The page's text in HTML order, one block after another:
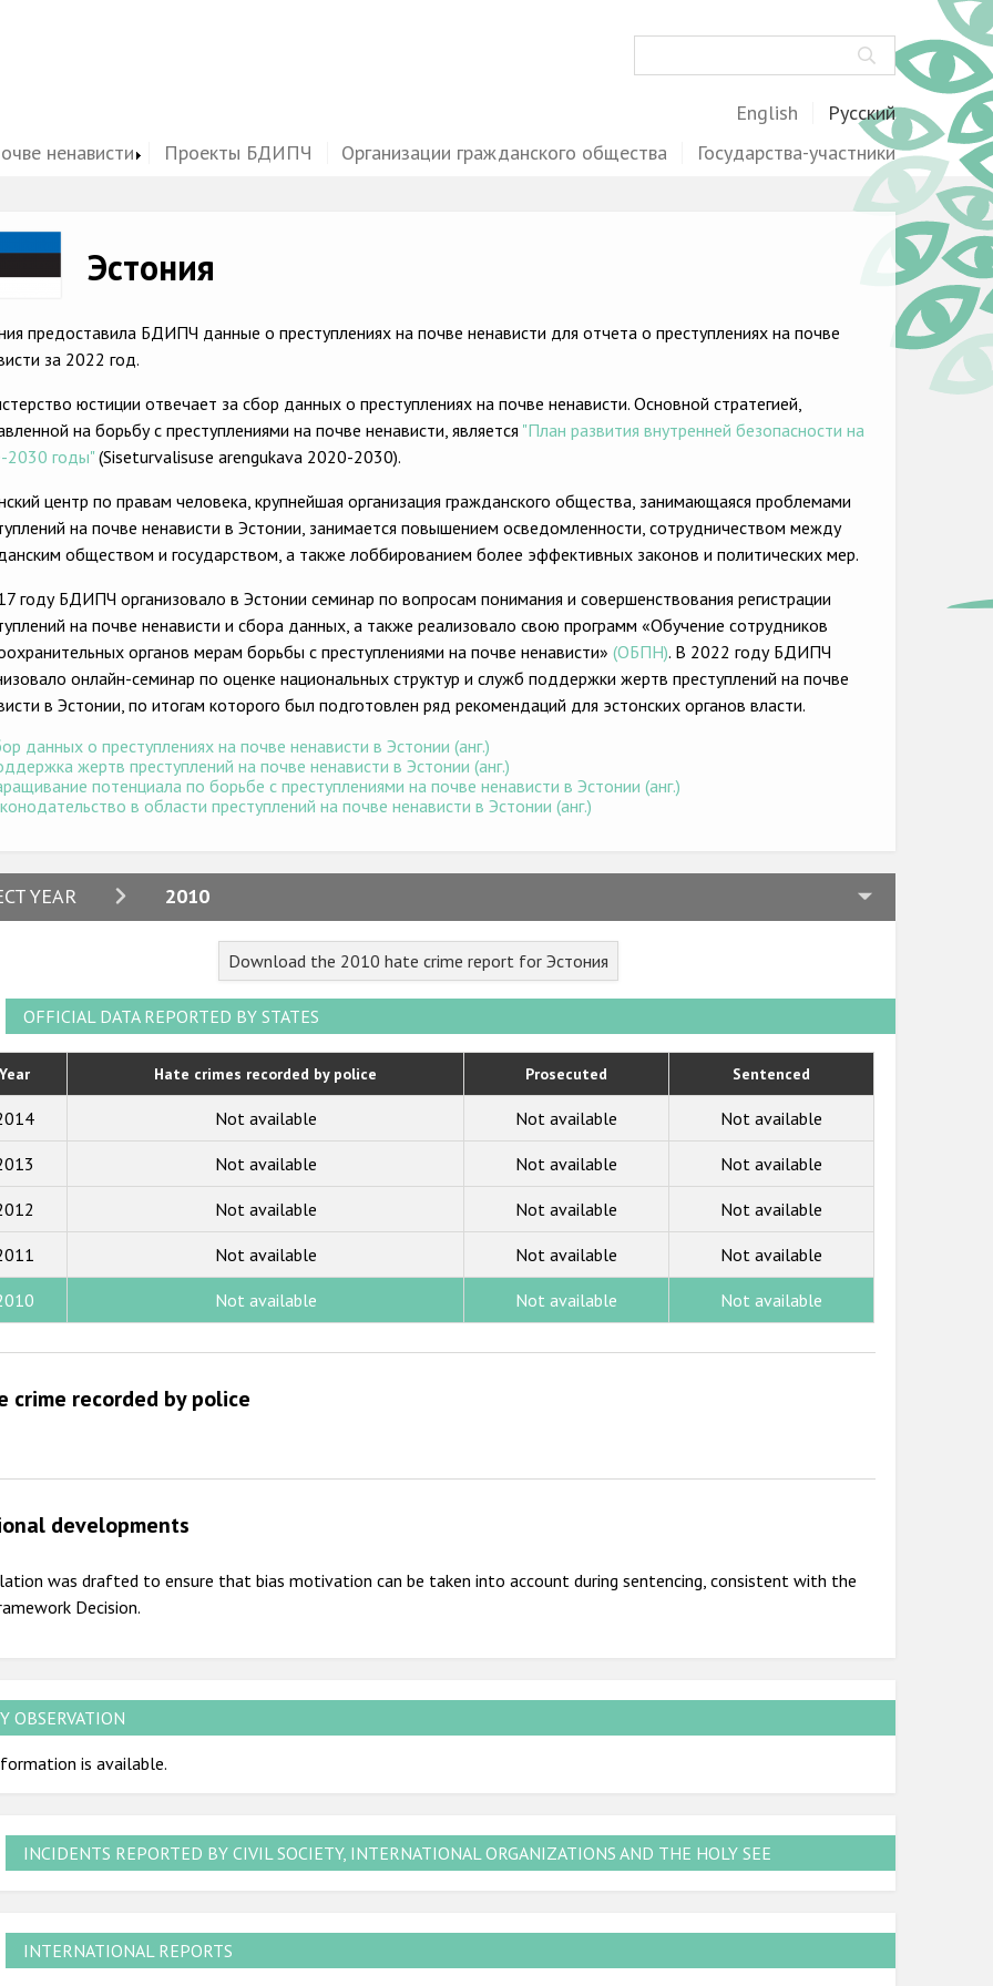
English
Русский
ненависти
Проекты БДИПЧ Организации гражданского общества Государства-участники
Эстония
предоставила БДИПЧ данные о преступлениях на почве ненависти для отчета о преступлениях на почве
за 2022 год.
юстиции отвечает за сбор данных о преступлениях на почве ненависти. Основной стратегией,
на борьбу с преступлениями на почве ненависти, является "План развития внутренней безопасности на
2030 годы"(Siseturvalisuse arengukava 2020-2030).
центр по правам человека, крупнейшая организация гражданского общества, занимающаяся проблемами
на почве ненависти в Эстонии, занимается повышением осведомленности, сотрудничеством между
обществом и государством, а также лоббированием более эффективных законов и политических мер.
году БДИПЧ организовало в Эстонии семинар по вопросам понимания и совершенствования регистрации
на почве ненависти и сбора данных, а также реализовало свою программ «Обучение сотрудников
органов мерам борьбы с преступлениями на почве ненависти»(ОБПН). В 2022 году БДИПЧ
онлайн-семинар по оценке национальных структур и служб поддержки жертв преступлений на почве
в Эстонии, по итогам которого был подготовлен ряд рекомендаций для эстонских органов власти.
данных о преступлениях на почве ненависти в Эстонии (анг.)
жертв преступлений на почве ненависти в Эстонии (анг.)
потенциала по борьбе с преступлениями на почве ненависти в Эстонии (анг.)
в области преступлений на почве ненависти в Эстонии (анг.)
YEAR 2010
2024
2021
2020
2019
2011
Download the 2010 hate crime report for Эстония
OFFICIAL DATA REPORTED BY STATES
Year Hate crimes recorded by police Prosecuted Sentenced
Not available Not available Not available
Not available Not available Not available
Not available Not available Not available
Not available Not available Not available
Not available Not available Not available
crime recorded by police
developments
was drafted to ensure that bias motivation can be taken into account during sentencing, consistent with the
Decision.
OBSERVATION
is available.
INCIDENTS REPORTED BY CIVIL SOCIETY, INTERNATIONAL ORGANIZATIONS AND THE HOLY SEE
INTERNATIONAL REPORTS